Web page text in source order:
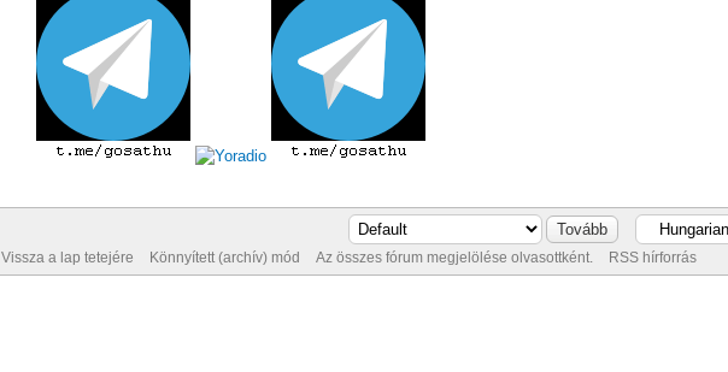
Vissza a lap tetejére Könnyített (archív) mód Az összes fórum megjelölése olvasottként. RSS hírforrás